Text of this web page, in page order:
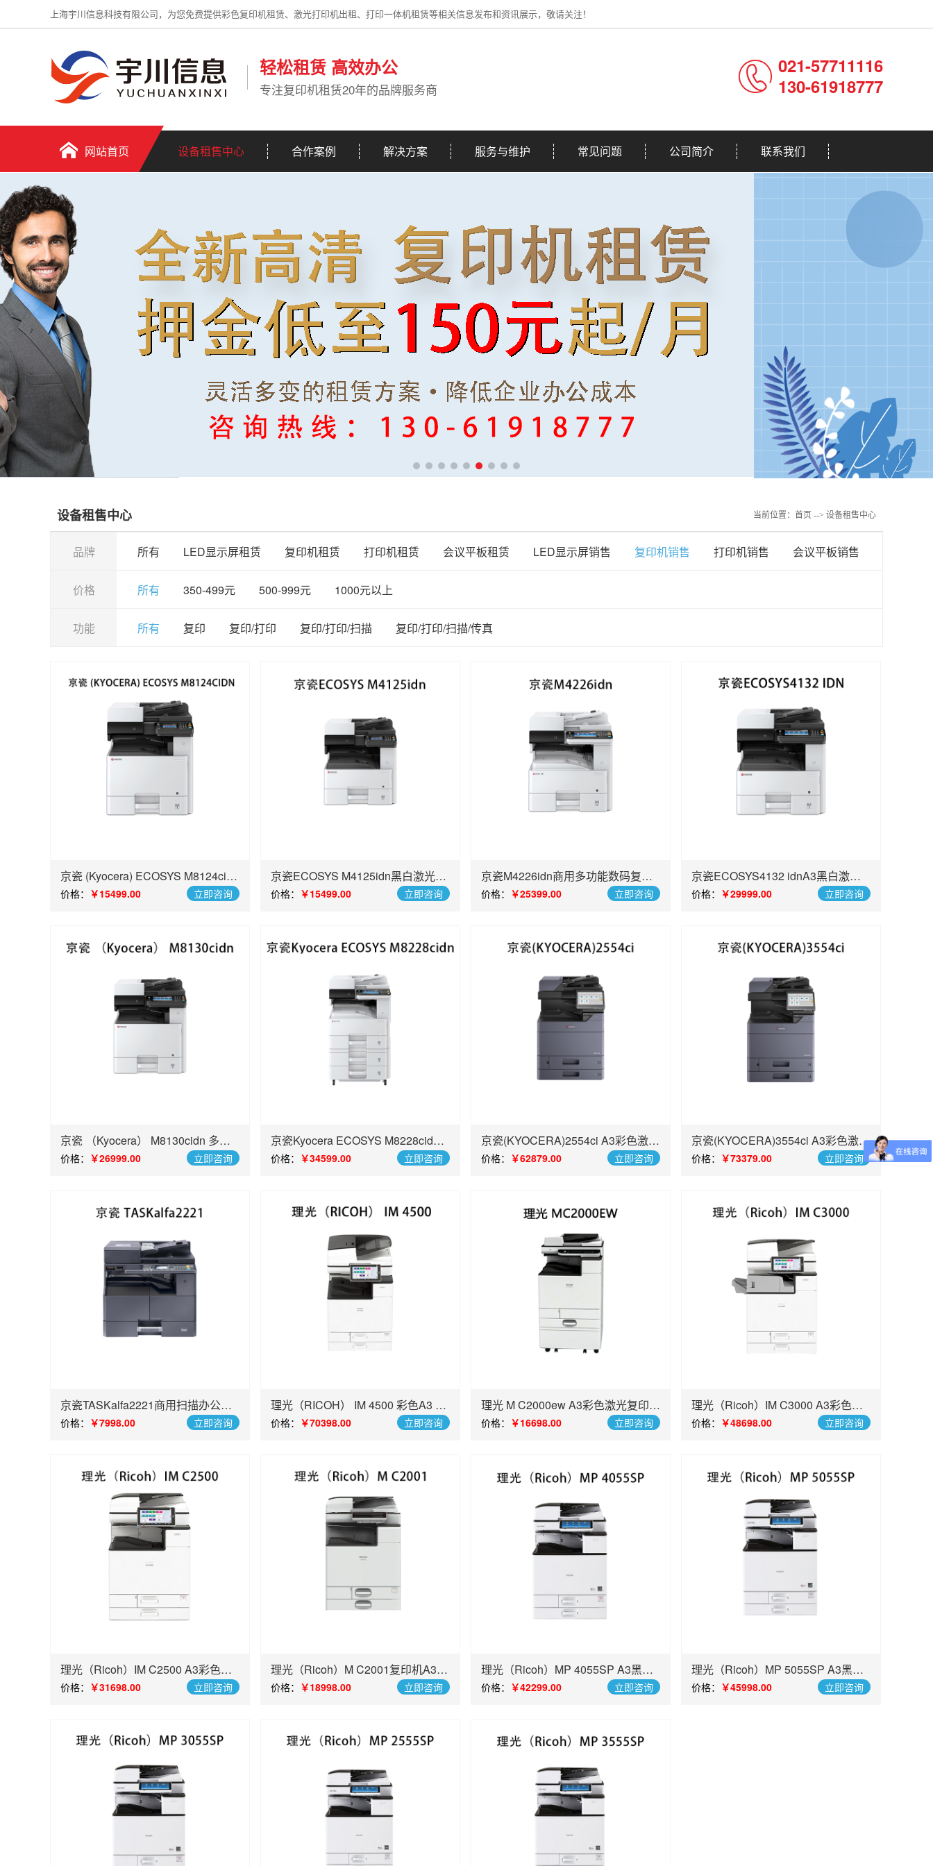
上海宇川信息科技有限公司，为您免费提供彩色复印机租赁、激光打印机出租、打印一体机租赁等相关信息发布和资讯展示，敬请关注！
轻松租赁 高效办公
专注复印机租赁20年的品牌服务商
021-57711116
130-61918777
网站首页 设备租售中心 合作案例 解决方案 服务与维护 常见问题 公司简介 联系我们
设备租售中心 当前位置： 首页 --> 设备租售中心
品牌 所有 LED显示屏租赁 复印机租赁 打印机租赁 会议平板租赁 LED显示屏销售 复印机销售 打印机销售 会议平板销售
价格 所有 350-499元 500-999元 1000元以上
功能 所有 复印 复印/打印 复印/打印/扫描 复印/打印/扫描/传真
京瓷 (Kyocera) ECOSYS M8124cidn
多功能数码复合机
立即咨询
价格： ￥15499.00
京瓷ECOSYS M4125idn黑白激光打
印复印扫描一体机商用复合机立即咨询
价格： ￥15499.00
京瓷M4226idn商用多功能数码复合
机
立即咨询
价格： ￥25399.00
京瓷ECOSYS4132 idnA3黑白激光
多功能复合机
立即咨询
价格： ￥29999.00
京瓷 （Kyocera） M8130cidn 多功
能复合机
立即咨询
价格： ￥26999.00
京瓷Kyocera ECOSYS M8228cidn
A3彩色多功能数码复合机
立即咨询
价格： ￥34599.00
京瓷(KYOCERA)2554ci A3彩色激光
复合机
立即咨询
价格： ￥62879.00
京瓷(KYOCERA)3554ci A3彩色激光
复合机
立即咨询
价格： ￥73379.00
京瓷TASKalfa2221商用扫描办公复
合机
立即咨询
价格： ￥7998.00
理光（RICOH） IM 4500 彩色A3 激
光复合机
立即咨询
价格： ￥70398.00
理光 M C2000ew A3彩色激光复印机
双面激光复合机
立即咨询
价格： ￥16698.00
理光（Ricoh）IM C3000 A3彩色多
功能数码复合机
立即咨询
价格： ￥48698.00
理光（Ricoh）IM C2500 A3彩色多
功能数码复合机
立即咨询
价格： ￥31698.00
理光（Ricoh）M C2001复印机A3彩
色多功能复合机
立即咨询
价格： ￥18998.00
理光（Ricoh）MP 4055SP A3黑白
商用数码复合机
立即咨询
价格： ￥42299.00
理光（Ricoh）MP 5055SP A3黑白
数码复合机
立即咨询
价格： ￥45998.00